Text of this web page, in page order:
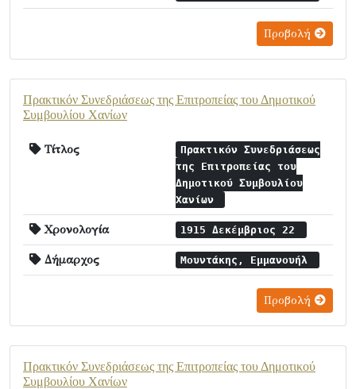
Προβολή
Πρακτικόν Συνεδριάσεως της Επιτροπείας του Δημοτικού
Συμβουλίου Χανίων
Τίτλος
Πρακτικόν Συνεδριάσεως
της Επιτροπείας του
Δημοτικού Συμβουλίου
Χανίων
Χρονολογία 1915 Δεκέμβριος 22
Δήμαρχος Μουντάκης, Εμμανουήλ
Προβολή
Πρακτικόν Συνεδριάσεως της Επιτροπείας του Δημοτικού
Συμβουλίου Χανίων